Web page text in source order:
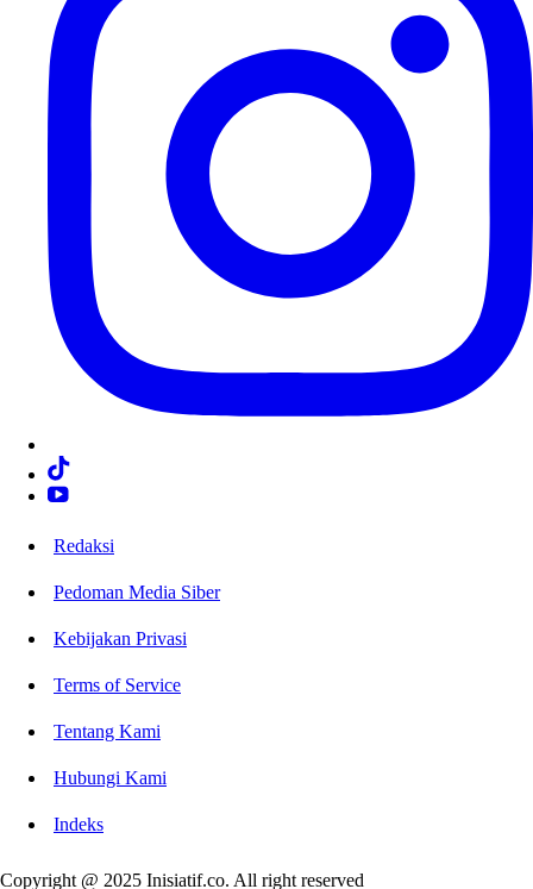
Redaksi
Pedoman Media Siber
Kebijakan Privasi
Terms of Service
Tentang Kami
Hubungi Kami
Indeks
Copyright @ 2025 Inisiatif.co. All right reserved